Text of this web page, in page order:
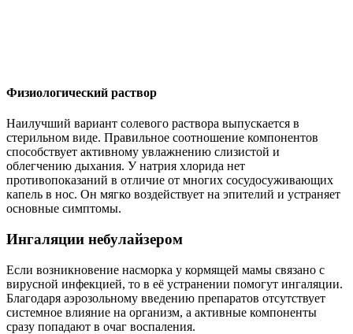
Физиологический раствор
Наилучший вариант солевого раствора выпускается в
стерильном виде. Правильное соотношение компонентов
способствует активному увлажнению слизистой и
облегчению дыхания. У натрия хлорида нет
противопоказаний в отличие от многих сосудосуживающих
капель в нос. Он мягко воздействует на эпителий и устраняет
основные симптомы.
Ингаляции небулайзером
Если возникновение насморка у кормящей мамы связано с
вирусной инфекцией, то в её устранении помогут ингаляции.
Благодаря аэрозольному введению препаратов отсутствует
системное влияние на организм, а активные компоненты
сразу попадают в очаг воспаления.